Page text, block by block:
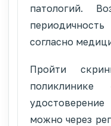
патологий.
согласно
Пройти
можно через